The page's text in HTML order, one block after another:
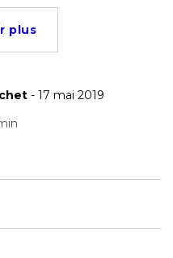
plus
- 17 mai 2019